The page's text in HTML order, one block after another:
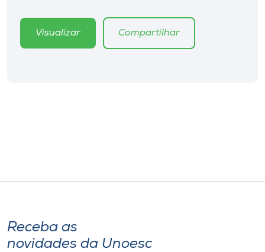
Rádio
o idioma
A+
A-
Visualizar Compartilhar
Receba as
novidades da Unoesc